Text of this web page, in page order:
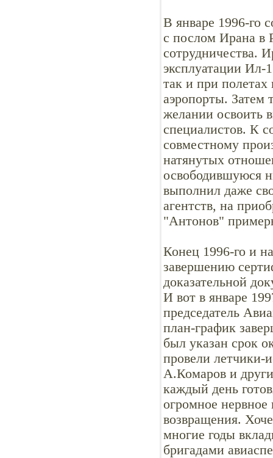
В январе 1996-го
с послом Ирана в
сотрудничества.
эксплуатации Ил-
так и при
аэропорты. Затем
желании освоить
специалистов. К
совместному
натянутых
освободившуюся
выполнил даже
агентств, на
"Антонов"
Конец 1996-го и
завершению
доказательной
И вот в январе
председатель
план-график
был указан срок
провели
А.Комаров и
каждый день
огромное
возвращения.
многие годы
бригадами